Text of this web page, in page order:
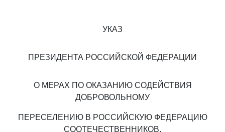
УКАЗ
ПРЕЗИДЕНТА РОССИЙСКОЙ ФЕДЕРАЦИИ
О МЕРАХ ПО ОКАЗАНИЮ СОДЕЙСТВИЯ
ДОБРОВОЛЬНОМУ
ПЕРЕСЕЛЕНИЮ В РОССИЙСКУЮ ФЕДЕРАЦИЮ
СООТЕЧЕСТВЕННИКОВ,